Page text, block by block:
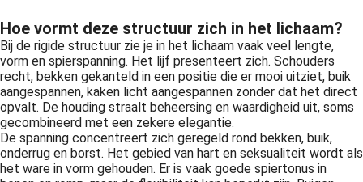
Hoe vormt deze structuur zich in het lichaam?
Bij de rigide structuur zie je in het lichaam vaak veel lengte,
vorm en spierspanning. Het lijf presenteert zich. Schouders
recht, bekken gekanteld in een positie die er mooi uitziet, buik
aangespannen, kaken licht aangespannen zonder dat het direct
opvalt. De houding straalt beheersing en waardigheid uit, soms
gecombineerd met een zekere elegantie.
De spanning concentreert zich geregeld rond bekken, buik,
onderrug en borst. Het gebied van hart en seksualiteit wordt als
het ware in vorm gehouden. Er is vaak goede spiertonus in